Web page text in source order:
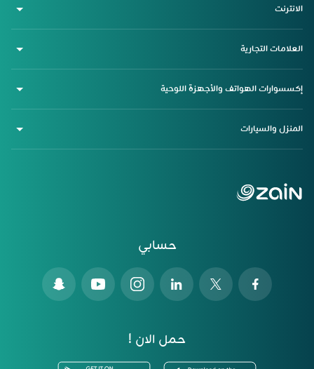
حسابي
حمل الان !
الانترنت
العلامات التجارية
إكسسوارات الهواتف والأجهزة اللوحية
المنزل والسيارات